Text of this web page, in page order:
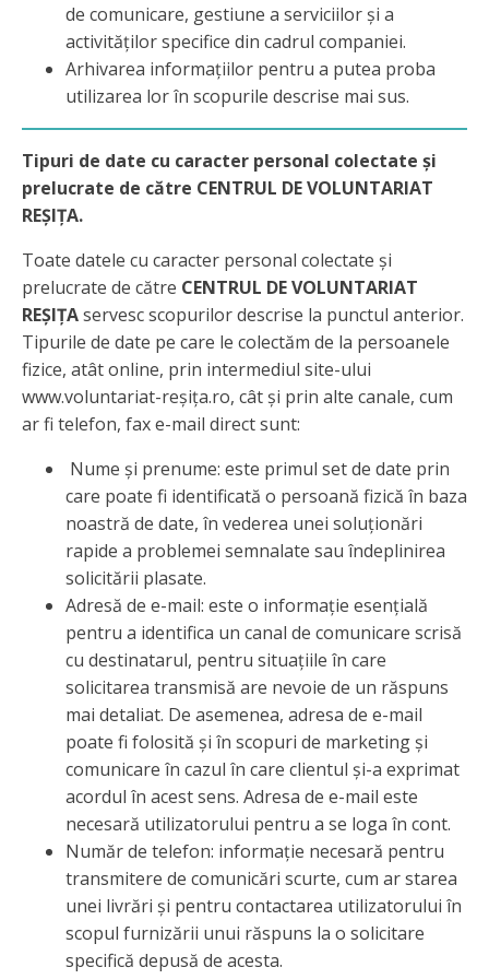
de comunicare, gestiune a serviciilor și a
activităților specifice din cadrul companiei.
Arhivarea informațiilor pentru a putea proba
utilizarea lor în scopurile descrise mai sus.
Tipuri de date cu caracter personal colectate și
prelucrate de către CENTRUL DE VOLUNTARIAT
REȘIȚA.
Toate datele cu caracter personal colectate și
prelucrate de către CENTRUL DE VOLUNTARIAT
REȘIȚAservesc scopurilor descrise la punctul anterior.
Tipurile de date pe care le colectăm de la persoanele
fizice, atât online, prin intermediul site-ului
www.voluntariat-reșița.ro, cât și prin alte canale, cum
ar fi telefon, fax e-mail direct sunt:
Nume și prenume: este primul set de date prin
care poate fi identificată o persoană fizică în baza
noastră de date, în vederea unei soluționări
rapide a problemei semnalate sau îndeplinirea
solicitării plasate.
Adresă de e-mail: este o informație esențială
pentru a identifica un canal de comunicare scrisă
cu destinatarul, pentru situațiile în care
solicitarea transmisă are nevoie de un răspuns
mai detaliat. De asemenea, adresa de e-mail
poate fi folosită și în scopuri de marketing și
comunicare în cazul în care clientul și-a exprimat
acordul în acest sens. Adresa de e-mail este
necesară utilizatorului pentru a se loga în cont.
Număr de telefon: informație necesară pentru
transmitere de comunicări scurte, cum ar starea
unei livrări și pentru contactarea utilizatorului în
scopul furnizării unui răspuns la o solicitare
specifică depusă de acesta.